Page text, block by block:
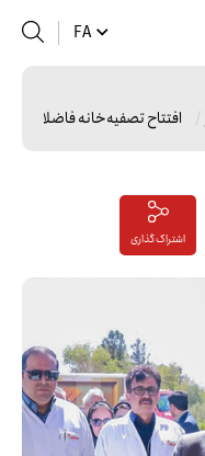
FA
افتتاح تصفیه‌خانه فاضلاب
اشتراک گذاری